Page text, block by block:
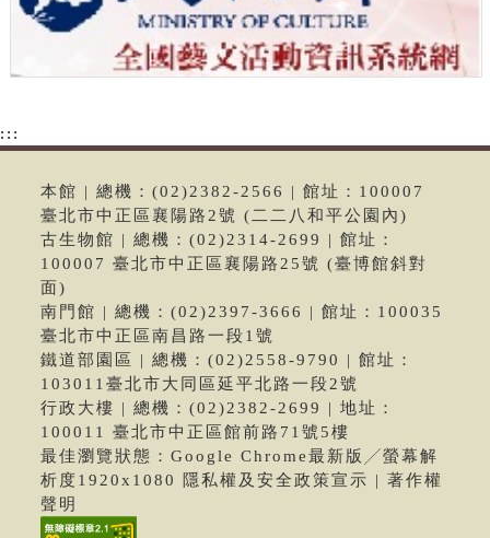
:::
本館 | 總機：(02)2382-2566 | 館址：100007
臺北市中正區襄陽路2號 (二二八和平公園內)
古生物館 | 總機：(02)2314-2699 | 館址：
100007 臺北市中正區襄陽路25號 (臺博館斜對
面)
南門館 | 總機：(02)2397-3666 | 館址：100035
臺北市中正區南昌路一段1號
鐵道部園區 | 總機：(02)2558-9790 | 館址：
103011臺北市大同區延平北路一段2號
行政大樓 | 總機：(02)2382-2699 | 地址：
100011 臺北市中正區館前路71號5樓
最佳瀏覽狀態：Google Chrome最新版╱螢幕解
析度1920x1080 隱私權及安全政策宣示 | 著作權
聲明